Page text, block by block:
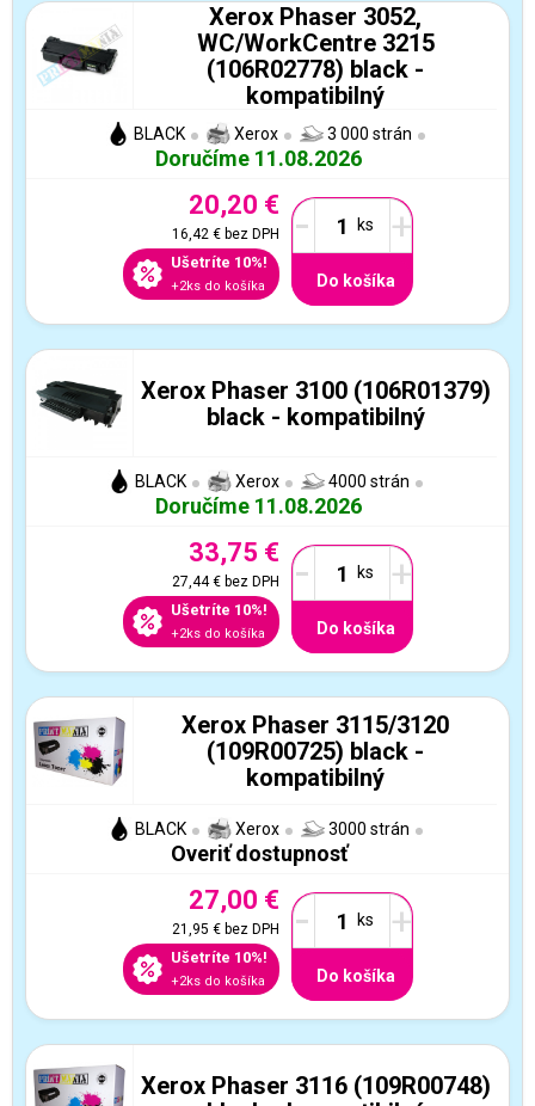
Xerox Phaser 3052,
WC/WorkCentre 3215
(106R02778) black -
kompatibilný
BLACK Xerox 3 000 strán
Doručíme 11.08.2026
20,20 €
16,42 €bez DPH
Ušetríte 10%!
+2ks do košíka
- +
Do košíka
Xerox Phaser 3100 (106R01379)
black - kompatibilný
BLACK Xerox 4000 strán
Doručíme 11.08.2026
33,75 €
27,44 €bez DPH
Ušetríte 10%!
+2ks do košíka
- +
Do košíka
Xerox Phaser 3115/3120
(109R00725) black -
kompatibilný
BLACK Xerox 3000 strán
Overiť dostupnosť
27,00 €
21,95 €bez DPH
Ušetríte 10%!
+2ks do košíka
- +
Do košíka
Xerox Phaser 3116 (109R00748)